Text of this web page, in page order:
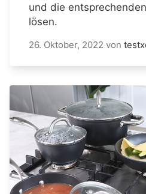
und die
lösen.
26. Oktober, 2022 von